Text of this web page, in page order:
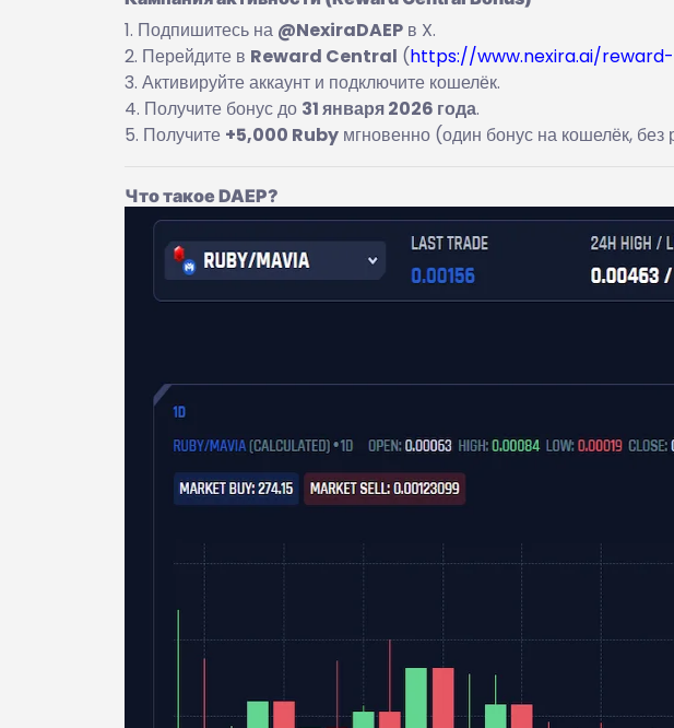
Подпишитесь на @NexiraDAEP в X.
Перейдите в Reward Central (https://www.nexira.ai/
Активируйте аккаунт и подключите кошелёк.
Получите бонус до 31 января 2026 года.
Получите +5,000 Ruby мгновенно (один бонус на кошелёк, без
Что такое DAEP?